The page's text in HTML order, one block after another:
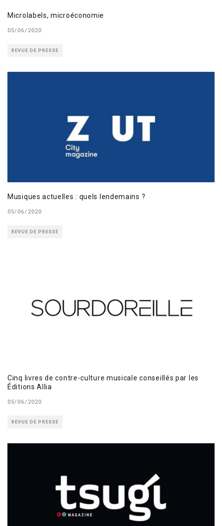
Microlabels, microéconomie
05/06/2020
REVUE DE PRESSE
Musiques actuelles : quels lendemains ?
05/06/2020
REVUE DE PRESSE
Cinq livres de contre-culture musicale conseillés par les
Éditions Allia
05/06/2020
REVUE DE PRESSE